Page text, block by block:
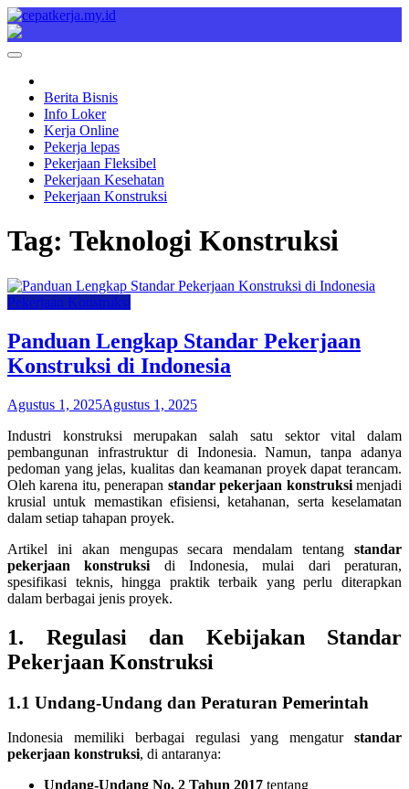
Skip
to
content
Cepat Kerja
Berita Bisnis
Berita Bisnis
Info Loker
Kerja Online
Pekerja lepas
Pekerjaan Fleksibel
Pekerjaan Kesehatan
Pekerjaan Konstruksi
Tag: Teknologi Konstruksi
Pekerjaan Konstruksi
Panduan Lengkap Standar Pekerjaan
Konstruksi di Indonesia
Agustus 1, 2025Agustus 1, 2025
Industri konstruksi merupakan salah satu sektor vital dalam
pembangunan infrastruktur di Indonesia. Namun, tanpa adanya
pedoman yang jelas, kualitas dan keamanan proyek dapat terancam.
Oleh karena itu, penerapan standar pekerjaan konstruksimenjadi
krusial untuk memastikan efisiensi, ketahanan, serta keselamatan
dalam setiap tahapan proyek.
Artikel ini akan mengupas secara mendalam tentang standar
pekerjaan konstruksi di Indonesia, mulai dari peraturan,
spesifikasi teknis, hingga praktik terbaik yang perlu diterapkan
dalam berbagai jenis proyek.
1. Regulasi dan Kebijakan Standar
Pekerjaan Konstruksi
1.1 Undang-Undang dan Peraturan Pemerintah
Indonesia memiliki berbagai regulasi yang mengatur standar
pekerjaan konstruksi, di antaranya:
Undang-Undang No. 2 Tahun 2017 tentang